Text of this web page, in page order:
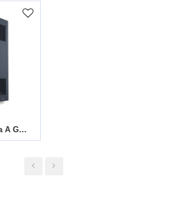
Calentador De Agua A Gas Tipo Tiro Natural | 6L-13L | Soporte ODM Y OEM